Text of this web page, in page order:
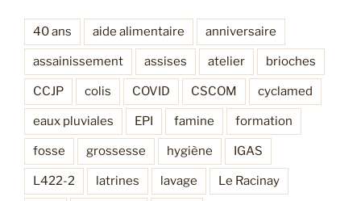
40 ans aide alimentaire anniversaire
assainissement assises atelier brioches
CCJP colis COVID CSCOM cyclamed
eaux pluviales EPI famine formation
fosse grossesse hygiène IGAS
L422-2 latrines lavage Le Racinay